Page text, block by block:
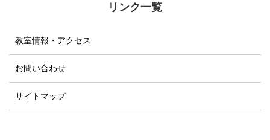
リンク一覧
教室情報・アクセス
お問い合わせ
サイトマップ